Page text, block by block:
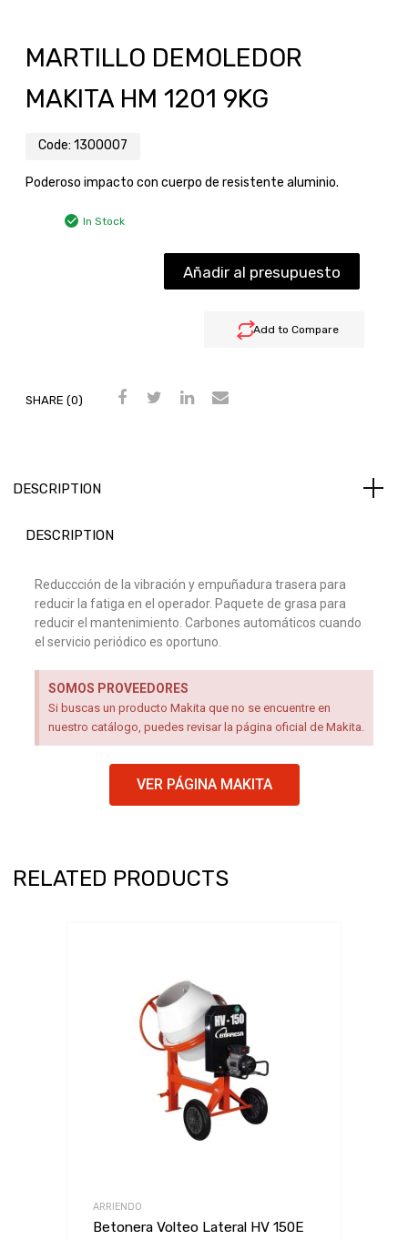
MARTILLO DEMOLEDOR
MAKITA HM 1201 9KG
Code: 1300007
Poderoso impacto con cuerpo de resistente aluminio.
In Stock
Add to Compare
Añadir al presupuesto
SHARE (0)
DESCRIPTION
DESCRIPTION
Reduccción de la vibración y empuñadura trasera para
reducir la fatiga en el operador. Paquete de grasa para
reducir el mantenimiento. Carbones automáticos cuando
el servicio periódico es oportuno.
SOMOS PROVEEDORES
Si buscas un producto Makita que no se encuentre en
nuestro catálogo, puedes revisar la página oficial de Makita.
VER PÁGINA MAKITA
RELATED PRODUCTS
ARRIENDO
Betonera Volteo Lateral HV 150E